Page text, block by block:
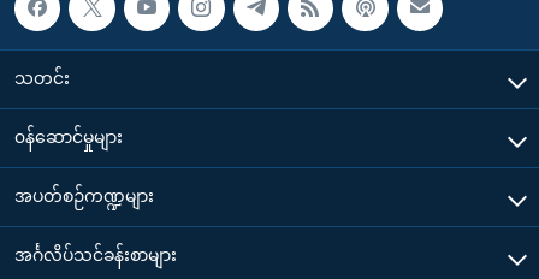
သတင်း
၀န်ဆောင်မှုများ
အပတ်စဉ်ကဏ္ဍများ
အင်္ဂလိပ်သင်ခန်းစာများ